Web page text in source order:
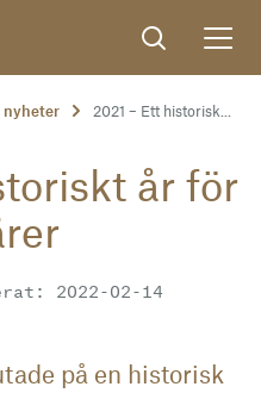
nyheter 2021 – Ett historisk...
år för
2022-02-14
på en historisk